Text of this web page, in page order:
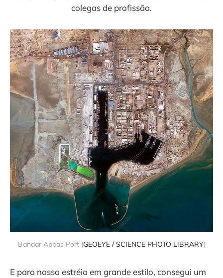
colegas de profissão.
Bandar Abbas Port (GEOEYE / SCIENCE PHOTO LIBRARY)
E para nossa estréia em grande estilo, consegui um